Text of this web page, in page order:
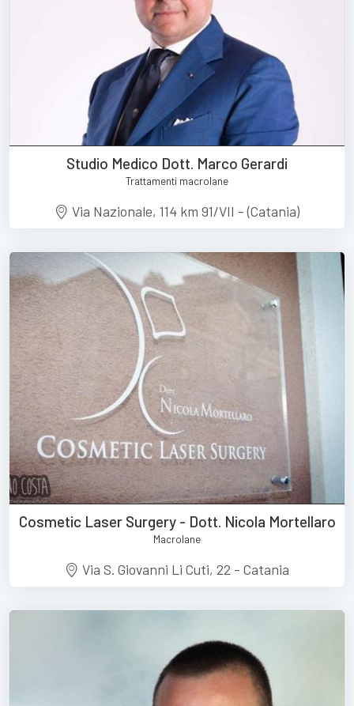
Studio Medico Dott. Marco Gerardi
Trattamenti macrolane
Via Nazionale, 114 km 91/VII - (Catania)
Cosmetic Laser Surgery - Dott. Nicola Mortellaro
Macrolane
Via S. Giovanni Li Cuti, 22 - Catania